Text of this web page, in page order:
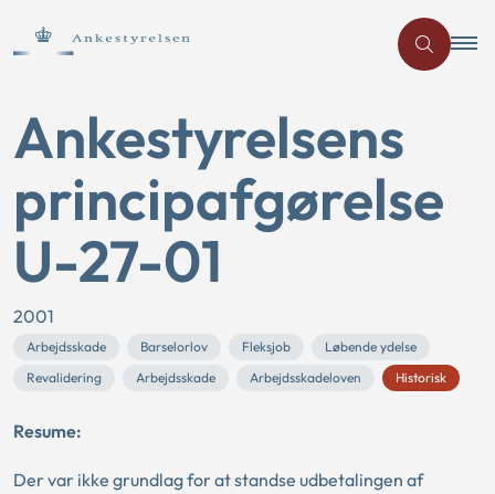
Ankestyrelsens
principafgørelse
U-27-01
2001
Arbejdsskade Barselorlov Fleksjob
Løbende ydelse
Revalidering
Arbejdsskade Arbejdsskadeloven Historisk
Resume:
Der var ikke grundlag for at standse udbetalingen af